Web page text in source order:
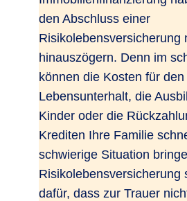
den Abschluss einer
Risikolebensversicherung
hinauszögern. Denn im
können die Kosten für den
Lebensunterhalt, die
Kinder oder die
Krediten Ihre Familie
schwierige Situation
Risikolebensversicherung
dafür, dass zur Trauer